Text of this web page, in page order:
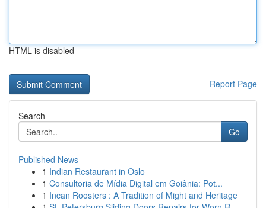
HTML is disabled
Report Page
Search
Go
Published News
1 Indian Restaurant in Oslo
1 Consultoria de Mídia Digital em Goiânia: Pot...
1 Incan Roosters : A Tradition of Might and Heritage